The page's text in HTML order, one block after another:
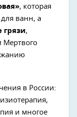
, которая
для ванн, а
грязи,
Мертвого
в России:
и многое